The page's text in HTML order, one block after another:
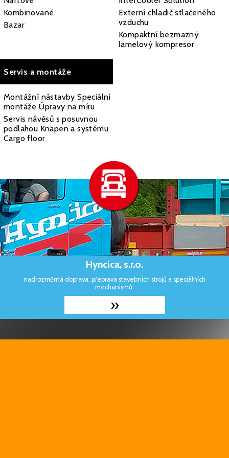
Kombinované
Bazar
Externí chladič stlačeného
vzduchu
Kompaktní bezmazný
lamelový kompresor
Servis a montáže
Montážní nástavby Speciální
montáže Úpravy na míru
Servis návěsů s posuvnou
podlahou Knapen a systému
Cargo floor
Hyncica, s.r.o.
nadrozměrná doprava, přeprava stavebních strojů a speciálních
mechanismů.
»